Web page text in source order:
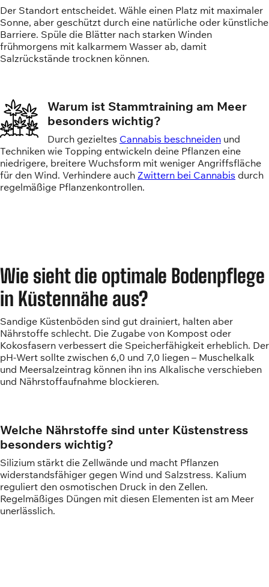
Der Standort entscheidet. Wähle einen Platz mit maximaler
Sonne, aber geschützt durch eine natürliche oder künstliche
Barriere. Spüle die Blätter nach starken Winden
frühmorgens mit kalkarmem Wasser ab, damit
Salzrückstände trocknen können.
Warum ist Stammtraining am Meer
besonders wichtig?
Durch gezieltes Cannabis beschneiden und
Techniken wie Topping entwickeln deine Pflanzen eine
niedrigere, breitere Wuchsform mit weniger Angriffsfläche
für den Wind. Verhindere auch Zwittern bei Cannabis durch
regelmäßige Pflanzenkontrollen.
Wie sieht die optimale Bodenpflege
in Küstennähe aus?
Sandige Küstenböden sind gut drainiert, halten aber
Nährstoffe schlecht. Die Zugabe von Kompost oder
Kokosfasern verbessert die Speicherfähigkeit erheblich. Der
pH-Wert sollte zwischen 6,0 und 7,0 liegen – Muschelkalk
und Meersalzeintrag können ihn ins Alkalische verschieben
und Nährstoffaufnahme blockieren.
Welche Nährstoffe sind unter Küstenstress
besonders wichtig?
Silizium stärkt die Zellwände und macht Pflanzen
widerstandsfähiger gegen Wind und Salzstress. Kalium
reguliert den osmotischen Druck in den Zellen.
Regelmäßiges Düngen mit diesen Elementen ist am Meer
unerlässlich.